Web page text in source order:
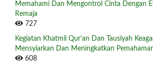
Memahami Dan Mengontrol Cinta Dengan
Remaja
727
Kegiatan Khatmil Qur’an Dan Tausiyah
Mensyiarkan Dan Meningkatkan
608